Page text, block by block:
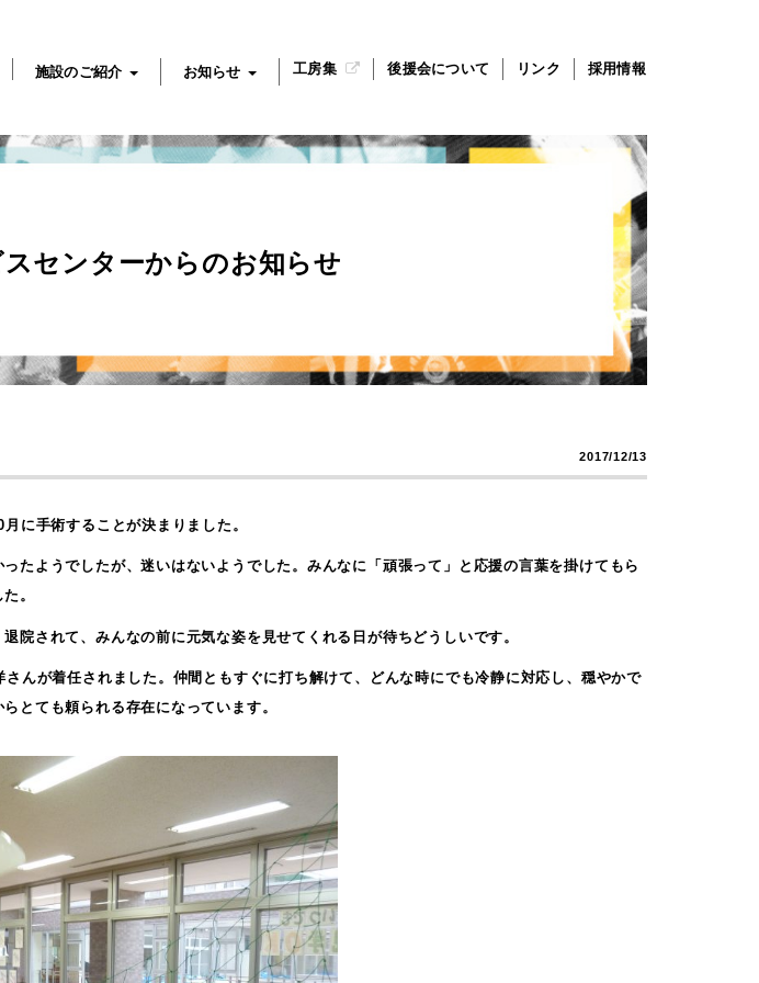
施設のご紹介 お知らせ 工房集 後援会について リンク 採用情報
センターからのお知らせ
2017/12/13
に手術することが決まりました。
たようでしたが、迷いはないようでした。みんなに「頑張って」と応援の言葉を掛けてもら
。
院されて、みんなの前に元気な姿を見せてくれる日が待ちどうしいです。
んが着任されました。仲間ともすぐに打ち解けて、どんな時にでも冷静に対応し、穏やかで
とても頼られる存在になっています。